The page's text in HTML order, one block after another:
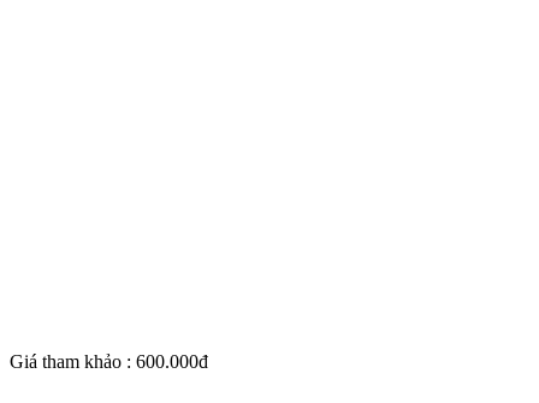
Giá tham khảo : 600.000đ